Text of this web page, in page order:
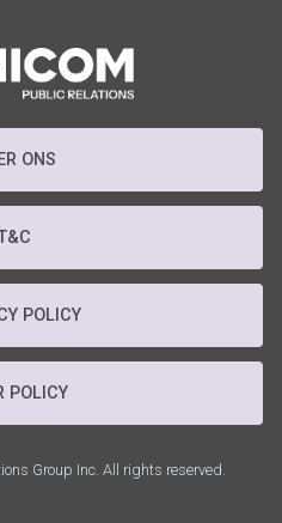
ONS
POLICY
POLICY
Group Inc. All rights reserved.